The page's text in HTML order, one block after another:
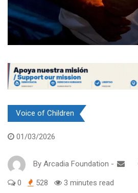
Voice of Children
01/03/2026
By Arcadia Foundation -
0 528 3 minutes read